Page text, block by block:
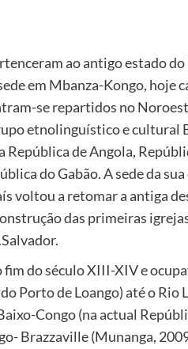
ao antigo estado
em Mbanza-Kongo, hoje
se repartidos no
etnolinguístico e
de Angola,
do Gabão. A sede da
voltou a retomar a antiga
das primeiras
do século XIII-XIV e
Porto de Loango) até o Rio
Congo (na actual
Brazzaville (Munanga,